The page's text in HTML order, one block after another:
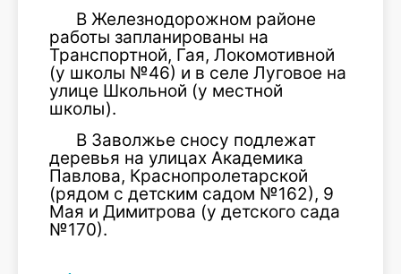
В Железнодорожном районе
работы запланированы на
Транспортной, Гая, Локомотивной
(у школы №46) и в селе Луговое на
улице Школьной (у местной
школы).
В Заволжье сносу подлежат
деревья на улицах Академика
Павлова, Краснопролетарской
(рядом с детским садом №162), 9
Мая и Димитрова (у детского сада
№170).